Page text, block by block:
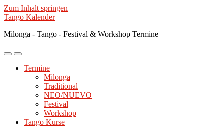
Zum Inhalt springen
Tango Kalender
Milonga - Tango - Festival & Workshop Termine
Mobile-
ein-/ausblenden
Suchfeld
ein-/ausblenden
Termine
Milonga
Traditional
NEO/NUEVO
Festival
Workshop
Tango Kurse